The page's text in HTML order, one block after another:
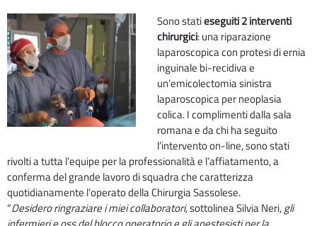
Sono statieseguiti 2 interventi
chirurgici: una riparazione
laparoscopica con protesi di ernia
inguinale bi-recidiva e
un’emicolectomia sinistra
laparoscopica per neoplasia
colica. I complimenti dalla sala
romana e da chi ha seguito
l’intervento on-line, sono stati
rivolti a tutta l’equipe per la professionalità e l’affiatamento, a
conferma del grande lavoro di squadra che caratterizza
quotidianamente l’operato della Chirurgia Sassolese.
“Desidero ringraziare i miei collaboratori,sottolinea Silvia Neri,gli